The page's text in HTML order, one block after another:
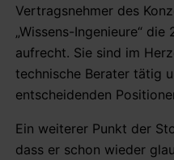
Vertragsnehmer des
„Wissens-Ingenieure“
aufrecht. Sie sind im
technische Berater tätig
entscheidenden
Ein weiterer Punkt der
dass er schon wieder